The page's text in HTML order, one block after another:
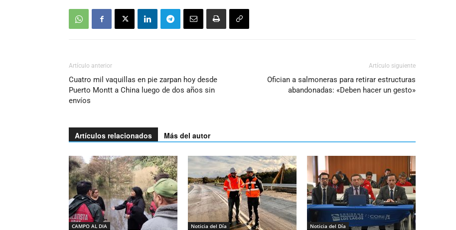
Artículo anterior
Cuatro mil vaquillas en pie zarpan hoy desde
Puerto Montt a China luego de dos años sin
envíos
Artículo siguiente
Ofician a salmoneras para retirar estructuras
abandonadas: «Deben hacer un gesto»
Artículos relacionados Más del autor
CAMPO AL DIA Noticia del Día Noticia del Día